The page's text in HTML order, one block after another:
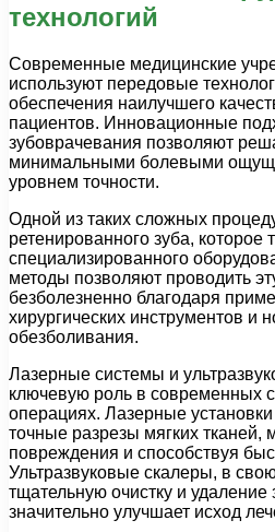
технологий
Современные медицинские
используют передовые
обеспечения наилучшего
пациентов. Инновационные
зубоврачевания позволяют
минимальными болевыми
уровнем точности.
Одной из таких сложных
ретенированного зуба, которое
специализированного
методы позволяют проводить
безболезненно благодаря
хирургических инструментов и
обезболивания.
Лазерные системы и
ключевую роль в современных
операциях. Лазерные
точные разрезы мягких тканей,
повреждения и способствуя
Ультразвуковые скалеры, в
тщательную очистку и удаление
значительно улучшает исход